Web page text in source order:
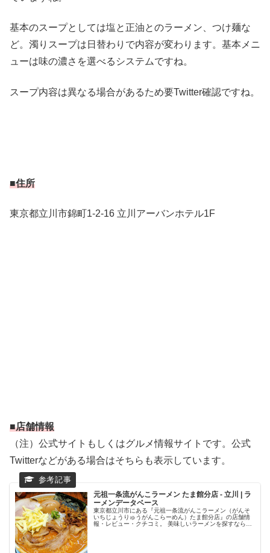
基本のスープとしては塩と正油とのラーメン、つけ麺な
ど。濁りスープは日替わりで内容が変わります。基本メニ
ューは味の濃さを選べるシステムですね。
スープ内容は異なる場合があるため要Twitter確認ですね。
■住所
東京都立川市錦町1-2-16 立川アーバンホテル1F
■店舗情報
（注）公式サイトもしくはグルメ情報サイトです。公式
Twitterなどがある場合はそちらも表示しています。
元祖一条流がんこラーメン たま館分店 - 立川 | ラ
ーメンデータベース
東京都立川市にある『元祖一条流がんこラーメン（がんそ
いちじょうりゅうがんこらーめん）たま館分店』の店舗情
報・レビュー・クチコミ。 美味しいラーメンを探すなら、